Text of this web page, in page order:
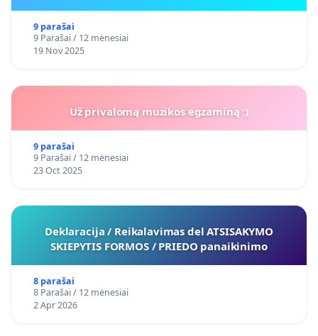
9 parašai
9 Parašai / 12 mėnesiai
19 Nov 2025
Už privalomą muzikos egzaminą :)
9 parašai
9 Parašai / 12 mėnesiai
23 Oct 2025
Deklaracija / Reikalavimas del ATSISAKYMO
SKIEPYTIS FORMOS / PRIEDO panaikinimo
8 parašai
8 Parašai / 12 mėnesiai
2 Apr 2026